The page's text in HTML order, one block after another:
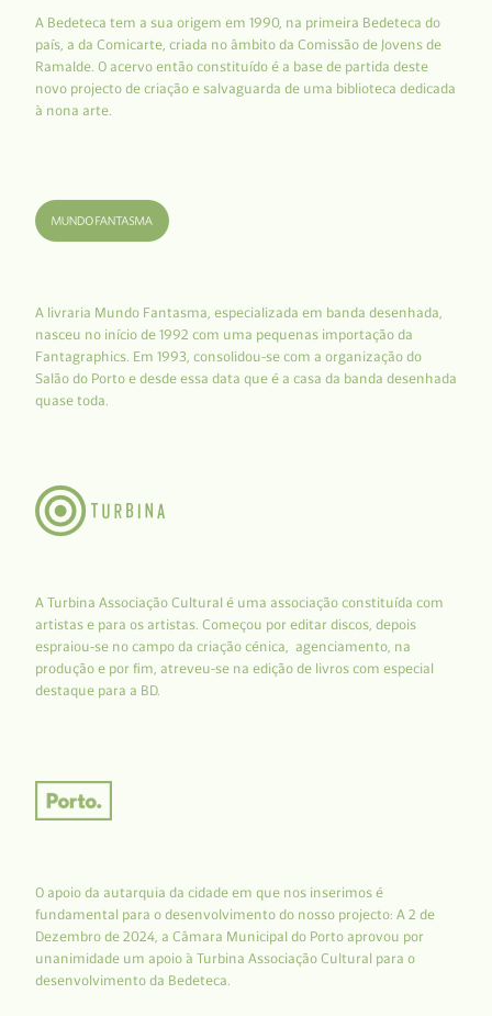
A Bedeteca tem a sua origem em 1990, na primeira Bedeteca do
país, a da Comicarte, criada no âmbito da Comissão de Jovens de
Ramalde. O acervo então constituído é a base de partida deste
novo projecto de criação e salvaguarda de uma biblioteca dedicada
à nona arte.
A livraria Mundo Fantasma, especializada em banda desenhada,
nasceu no início de 1992 com uma pequenas importação da
Fantagraphics. Em 1993, consolidou-se com a organização do
Salão do Porto e desde essa data que é a casa da banda desenhada
quase toda.
A Turbina Associação Cultural é uma associação constituída com
artistas e para os artistas. Começou por editar discos, depois
espraiou-se no campo da criação cénica, agenciamento, na
produção e por fim, atreveu-se na edição de livros com especial
destaque para a BD.
O apoio da autarquia da cidade em que nos inserimos é
fundamental para o desenvolvimento do nosso projecto: A 2 de
Dezembro de 2024, a Câmara Municipal do Porto aprovou por
unanimidade um apoio à Turbina Associação Cultural para o
desenvolvimento da Bedeteca.